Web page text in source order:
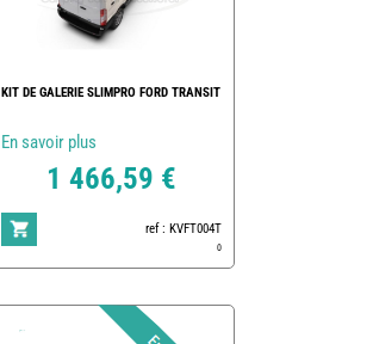
KIT DE GALERIE SLIMPRO FORD TRANSIT
En savoir plus
1 466,59 €
ref : KVFT004T
0